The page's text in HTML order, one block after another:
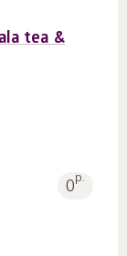
tea &
0p.